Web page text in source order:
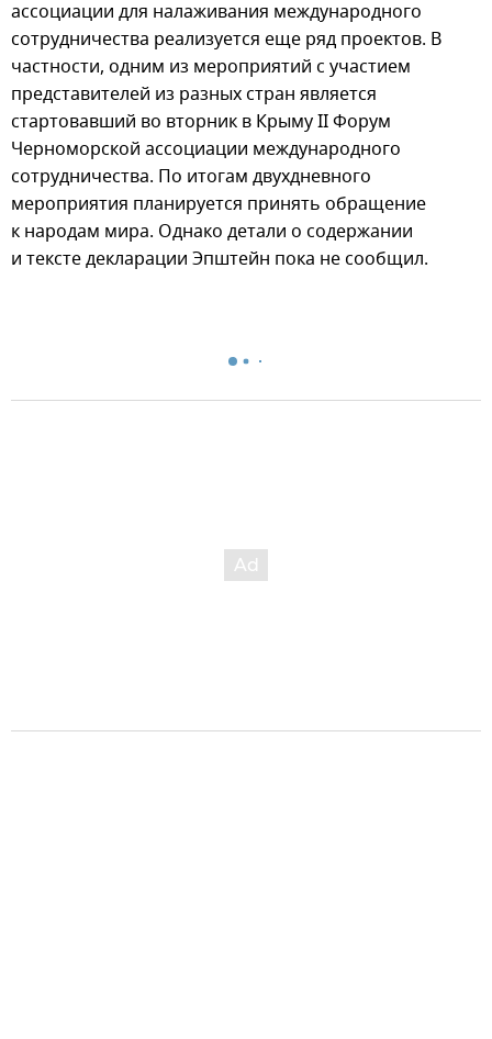
ассоциации для налаживания международного
сотрудничества реализуется еще ряд проектов. В
частности, одним из мероприятий с участием
представителей из разных стран является
стартовавший во вторник в Крыму II Форум
Черноморской ассоциации международного
сотрудничества. По итогам двухдневного
мероприятия планируется принять обращение
к народам мира. Однако детали о содержании
и тексте декларации Эпштейн пока не сообщил.